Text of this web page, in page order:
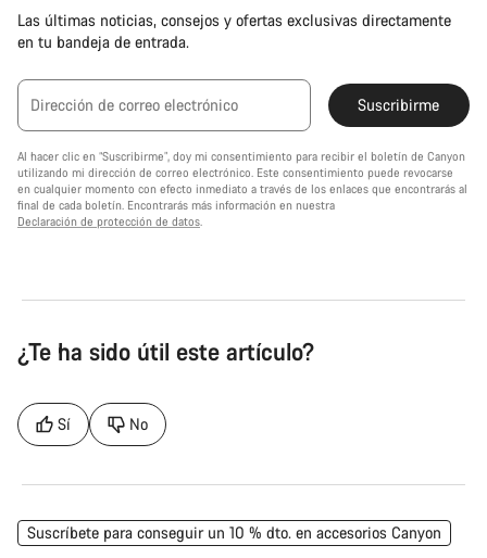
Las últimas noticias, consejos y ofertas exclusivas directamente
en tu bandeja de entrada.
Dirección de correo electrónico Suscribirme
Al hacer clic en “Suscribirme”, doy mi consentimiento para recibir el boletín de Canyon
utilizando mi dirección de correo electrónico. Este consentimiento puede revocarse
en cualquier momento con efecto inmediato a través de los enlaces que encontrarás al
final de cada boletín. Encontrarás más información en nuestra
Declaración de protección de datos.
¿Te ha sido útil este artículo?
Sí No
Suscríbete para conseguir un 10 % dto. en accesorios Canyon